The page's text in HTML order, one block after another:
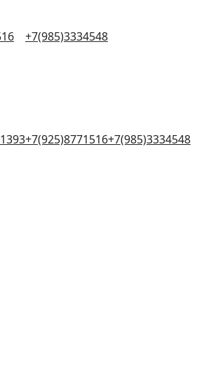
+7(985)3334548
+7(925)8771516+7(985)3334548